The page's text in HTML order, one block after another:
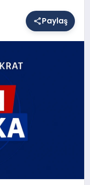
Paylaş